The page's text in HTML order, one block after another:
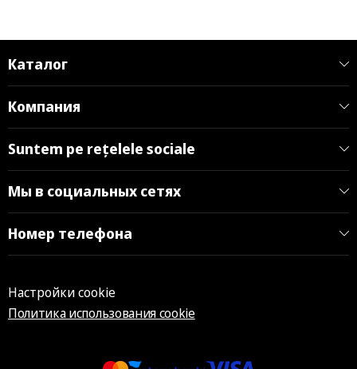
Каталог
Компания
Suntem pe rețelele sociale
Мы в социальных сетях
Номер телефона
Настройки cookie
Политика использования cookie